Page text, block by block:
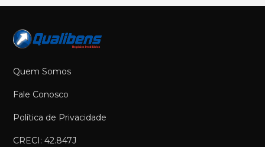
Quem Somos
Fale Conosco
Política de Privacidade
CRECI: 42.847J